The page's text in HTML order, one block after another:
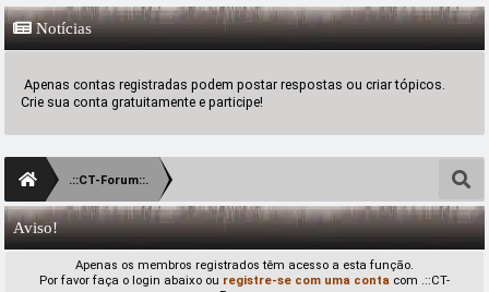
Notícias
Apenas contas registradas podem postar respostas ou criar tópicos.
Crie sua conta gratuitamente e participe!
.::CT-Forum::.
Aviso!
Apenas os membros registrados têm acesso a esta função.
Por favor faça o login abaixo ou registre-se com uma conta com .::CT-